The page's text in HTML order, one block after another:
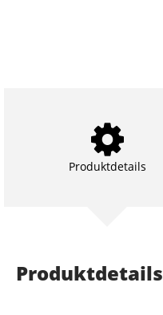
Produktdetails
Produktdetails